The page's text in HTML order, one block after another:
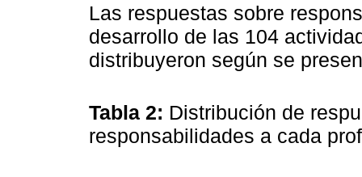
Las respuestas sobre
desarrollo de las 104
distribuyeron según se
Tabla 2: Distribución de
responsabilidades a cada